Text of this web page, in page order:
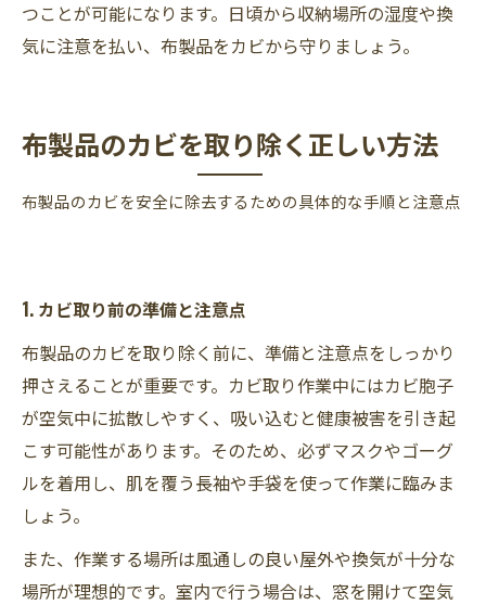
つことが可能になります。日頃から収納場所の湿度や換
気に注意を払い、布製品をカビから守りましょう。
布製品のカビを取り除く正しい方法
布製品のカビを安全に除去するための具体的な手順と注意点
1. カビ取り前の準備と注意点
布製品のカビを取り除く前に、準備と注意点をしっかり
押さえることが重要です。カビ取り作業中にはカビ胞子
が空気中に拡散しやすく、吸い込むと健康被害を引き起
こす可能性があります。そのため、必ずマスクやゴーグ
ルを着用し、肌を覆う長袖や手袋を使って作業に臨みま
しょう。
また、作業する場所は風通しの良い屋外や換気が十分な
場所が理想的です。室内で行う場合は、窓を開けて空気